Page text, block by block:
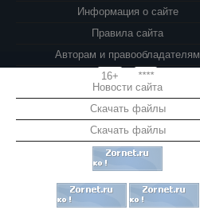
Информация о сайте
Правила сайта
Авторам и правообладателям
16+
****
Новости сайта
Скачать файлы
Скачать файлы